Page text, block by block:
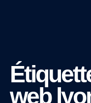
web